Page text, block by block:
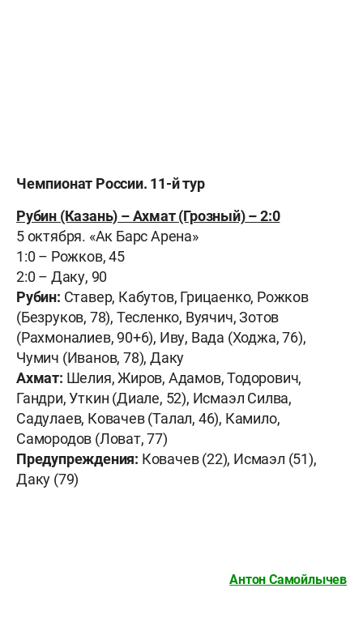
Чемпионат России. 11-й тур
Рубин (Казань) – Ахмат (Грозный) – 2:0
5 октября. «Ак Барс Арена»
1:0 – Рожков, 45
2:0 – Даку, 90
Рубин: Ставер, Кабутов, Грицаенко, Рожков
(Безруков, 78), Тесленко, Вуячич, Зотов
(Рахмоналиев, 90+6), Иву, Вада (Ходжа, 76),
Чумич (Иванов, 78), Даку
Ахмат: Шелия, Жиров, Адамов, Тодорович,
Гандри, Уткин (Диале, 52), Исмаэл Силва,
Садулаев, Ковачев (Талал, 46), Камило,
Самородов (Ловат, 77)
Предупреждения: Ковачев (22), Исмаэл (51),
Даку (79)
Антон Самойлычев